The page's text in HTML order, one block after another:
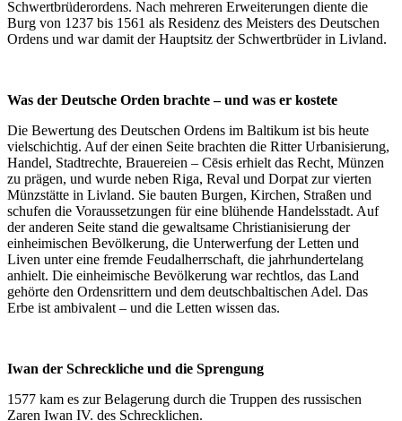
Schwertbrüderordens. Nach mehreren Erweiterungen diente die
Burg von 1237 bis 1561 als Residenz des Meisters des Deutschen
Ordens und war damit der Hauptsitz der Schwertbrüder in Livland.
Was der Deutsche Orden brachte – und was er kostete
Die Bewertung des Deutschen Ordens im Baltikum ist bis heute
vielschichtig. Auf der einen Seite brachten die Ritter Urbanisierung,
Handel, Stadtrechte, Brauereien – Cēsis erhielt das Recht, Münzen
zu prägen, und wurde neben Riga, Reval und Dorpat zur vierten
Münzstätte in Livland. Sie bauten Burgen, Kirchen, Straßen und
schufen die Voraussetzungen für eine blühende Handelsstadt. Auf
der anderen Seite stand die gewaltsame Christianisierung der
einheimischen Bevölkerung, die Unterwerfung der Letten und
Liven unter eine fremde Feudalherrschaft, die jahrhundertelang
anhielt. Die einheimische Bevölkerung war rechtlos, das Land
gehörte den Ordensrittern und dem deutschbaltischen Adel. Das
Erbe ist ambivalent – und die Letten wissen das.
Iwan der Schreckliche und die Sprengung
1577 kam es zur Belagerung durch die Truppen des russischen
Zaren Iwan IV. des Schrecklichen.